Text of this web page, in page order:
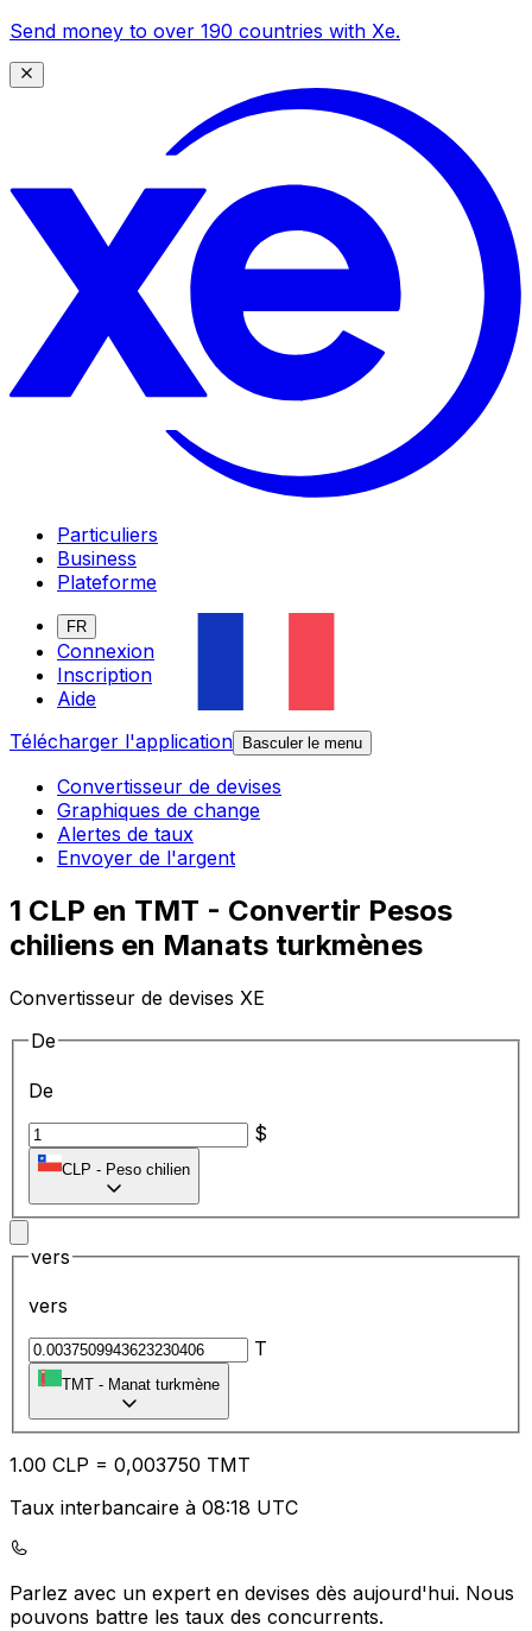
Send money to over 190 countries with Xe.
Particuliers
Business
Plateforme
FR
Connexion
Inscription
Aide
Télécharger l'application
Basculer le menu
Convertisseur de devises
Graphiques de change
Alertes de taux
Envoyer de l'argent
1 CLP en TMT - Convertir Pesos
chiliens en Manats turkmènes
Convertisseur de devises XE
De
De
$
CLP - Peso chilien
vers
vers
T
TMT - Manat turkmène
1.00 CLP = 0,003750 TMT
Taux interbancaire à 08:18 UTC
Parlez avec un expert en devises dès aujourd'hui. Nous
pouvons battre les taux des concurrents.